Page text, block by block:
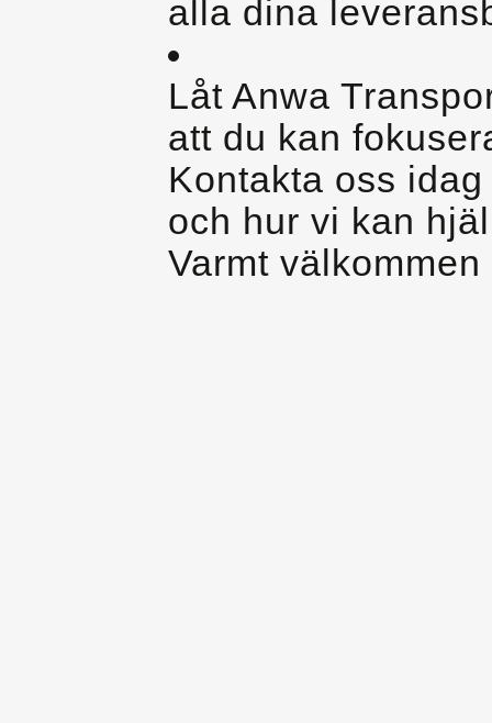
alla dina
Låt Anwa
att du kan
Kontakta oss
och hur vi kan
Varmt